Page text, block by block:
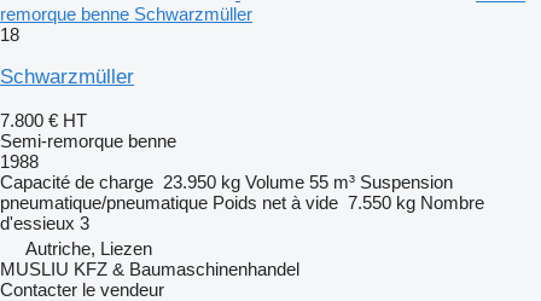
remorque benne Schwarzmüller
18
Schwarzmüller
7.800 € HT
Semi-remorque benne
1988
Capacité de charge 23.950 kg Volume 55 m³ Suspension
pneumatique/pneumatique Poids net à vide 7.550 kg Nombre
d'essieux 3
Autriche, Liezen
MUSLIU KFZ & Baumaschinenhandel
Contacter le vendeur